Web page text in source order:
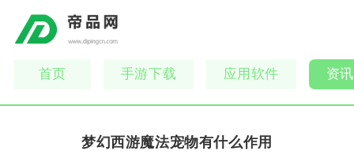
首页 手游下载 应用软件 资
梦幻西游魔法宠物有什么作用